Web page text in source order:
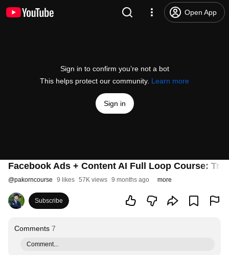
Open App
Sign in to confirm you’re not a bot
This helps protect our community. Learn more
Sign in
Facebook Ads + Content AI Full Loop Course:
@pakorncourse 9 likes 57K views 9 months ago more
Subscribe
Comments 7
Comment...